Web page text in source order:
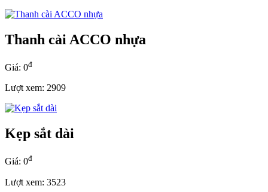
Thanh cài ACCO nhựa
Giá: 0đ
Lượt xem: 2909
Kẹp sắt dài
Giá: 0đ
Lượt xem: 3523